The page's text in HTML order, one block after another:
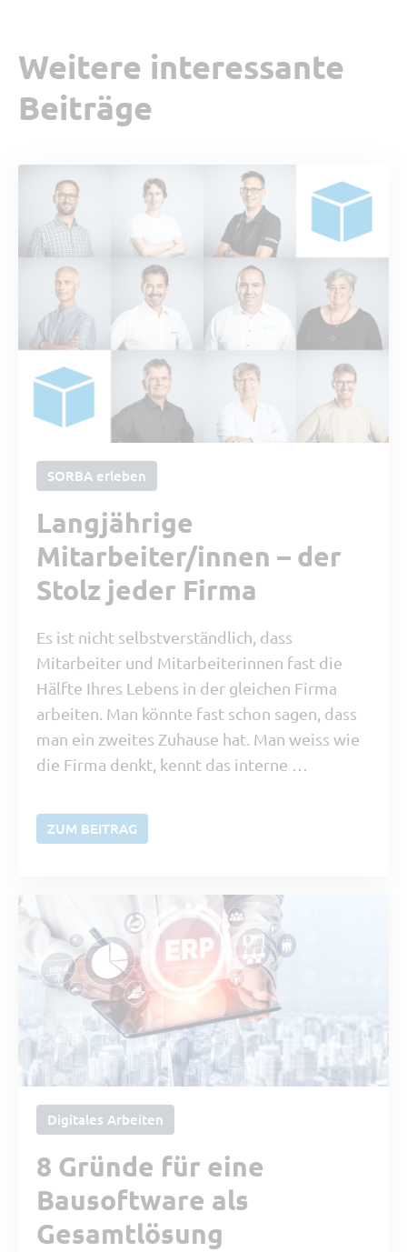
Weitere interessante
Beiträge
SORBA erleben
Langjährige
Mitarbeiter/innen – der
Stolz jeder Firma
Es ist nicht selbstverständlich, dass
Mitarbeiter und Mitarbeiterinnen fast die
Hälfte Ihres Lebens in der gleichen Firma
arbeiten. Man könnte fast schon sagen, dass
man ein zweites Zuhause hat. Man weiss wie
die Firma denkt, kennt das interne …
ZUM BEITRAG
Digitales Arbeiten
8 Gründe für eine
Bausoftware als
Gesamtlösung